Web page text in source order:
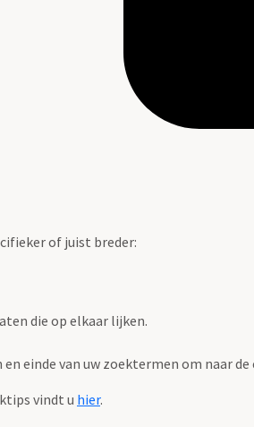
of juist breder:
die op elkaar lijken.
einde van uw zoektermen om naar
vindt u hier.